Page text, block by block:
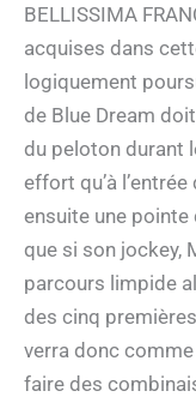
BELLISSIMA
acquises dans
logiquement
de Blue Dream
du peloton durant
effort qu’à
ensuite une
que si son jockey,
parcours limpide
des cinq
verra donc
faire des